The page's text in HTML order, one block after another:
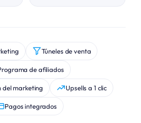
Túneles de venta
de afiliados
del marketing Upsells a 1 clic
Pagos integrados